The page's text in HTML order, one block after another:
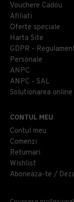
Vouchere Cadou
Afiliati
Oferte speciale
Harta Site
GDPR -
Personale
ANPC
ANPC - SAL
Solutionarea
CONTUL MEU
Contul meu
Comenzi
Returnari
Wishlist
Aboneaza-te /